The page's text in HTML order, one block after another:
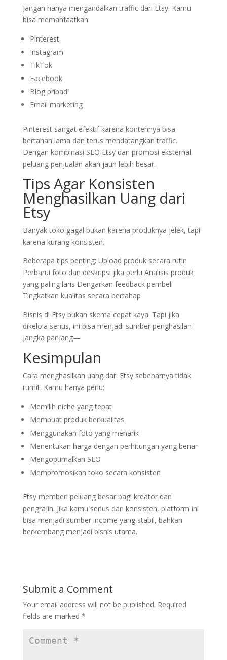
Jangan hanya mengandalkan traffic dari Etsy. Kamu
bisa memanfaatkan:
Pinterest
Instagram
TikTok
Facebook
Blog pribadi
Email marketing
Pinterest sangat efektif karena kontennya bisa
bertahan lama dan terus mendatangkan traffic.
Dengan kombinasi SEO Etsy dan promosi eksternal,
peluang penjualan akan jauh lebih besar.
Tips Agar Konsisten
Menghasilkan Uang dari
Etsy
Banyak toko gagal bukan karena produknya jelek, tapi
karena kurang konsisten.
Beberapa tips penting: Upload produk secara rutin
Perbarui foto dan deskripsi jika perlu Analisis produk
yang paling laris Dengarkan feedback pembeli
Tingkatkan kualitas secara bertahap
Bisnis di Etsy bukan skema cepat kaya. Tapi jika
dikelola serius, ini bisa menjadi sumber penghasilan
jangka panjang—
Kesimpulan
Cara menghasilkan uang dari Etsy sebenarnya tidak
rumit. Kamu hanya perlu:
Memilih niche yang tepat
Membuat produk berkualitas
Menggunakan foto yang menarik
Menentukan harga dengan perhitungan yang benar
Mengoptimalkan SEO
Mempromosikan toko secara konsisten
Etsy memberi peluang besar bagi kreator dan
pengrajin. Jika kamu serius dan konsisten, platform ini
bisa menjadi sumber income yang stabil, bahkan
berkembang menjadi bisnis utama.
Submit a Comment
Your email address will not be published. Required
fields are marked *